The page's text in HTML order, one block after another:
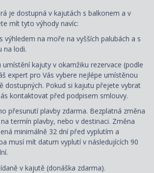
je dostupná v kajutách s balkonem a v
mít tyto výhody navíc:
výhledem na moře na vyšších palubách a s
na lodi.
kajuty v okamžiku rezervace (podle
expert pro Vás vybere nejlépe umístěnou
dostupných. Pokud si kajutu přejete vybrat
kontaktovat před podpisem smlouvy.
přesunutí plavby zdarma. Bezplatná změna
termín plavby, nebo v destinaci. Změna
minimálně 32 dní před vyplutím a
musí mít datum vyplutí v následujících 90
v kajutě (donáška zdarma).